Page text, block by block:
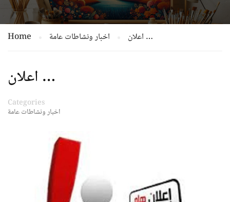
Home اخبار ونشاطات عامة اعلان …
اعلان …
Categories
اخبار ونشاطات عامة